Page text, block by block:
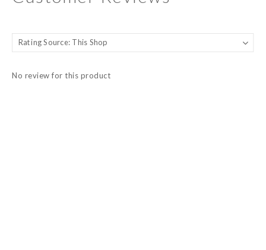
No review for this product